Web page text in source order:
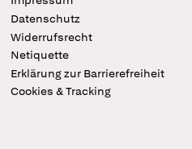
Datenschutz
Widerrufsrecht
Netiquette
Erklärung zur Barrierefreiheit
Cookies & Tracking